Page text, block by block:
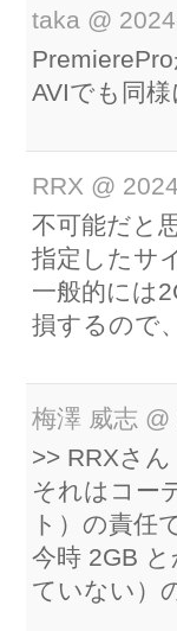
taka @
AVIでも同様
RRX @
不可能だと
指定したサ
一般的には
損するので
梅澤 威志 @
>> RRXさん
それはコー
ト）の責任
今時 2GB
ていない）